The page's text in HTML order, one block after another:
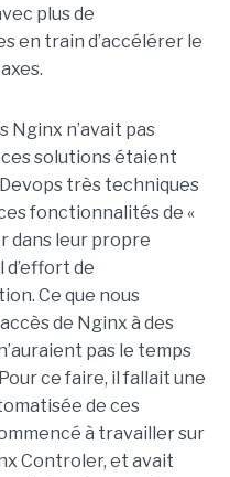
plus de
en train d’accélérer le
Nginx n’avait pas
ces solutions étaient
très techniques
fonctionnalités de «
dans leur propre
de
Ce que nous
de Nginx à des
pas le temps
ce faire, il fallait une
de ces
à travailler sur
Controler, et avait